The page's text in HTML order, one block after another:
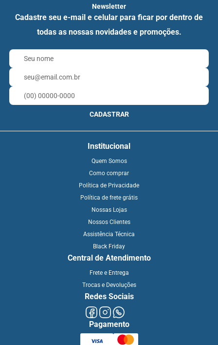
Newsletter
Cadastre seu e-mail e celular para ficar por dentro de
todas as nossas novidades e promoções.
CADASTRAR
Institucional
Quem Somos
Como comprar
Política de Privacidade
Política de frete grátis
Nossas Lojas
Nossos Clientes
Assistência Técnica
Black Friday
Central de Atendimento
Frete e Entrega
Trocas e Devoluções
Redes Sociais
Pagamento